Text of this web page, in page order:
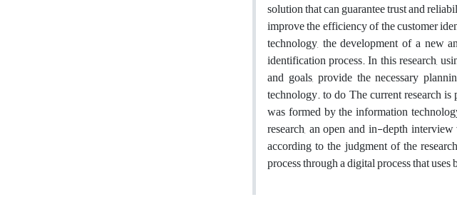
solution that can guarantee trust and
improve the efficiency of the customer
technology, the development of a new
identification process. In this research,
and goals, provide the necessary
technology. to do The current research
was formed by the information
research, an open and in-depth
according to the judgment of the
process through a digital process that